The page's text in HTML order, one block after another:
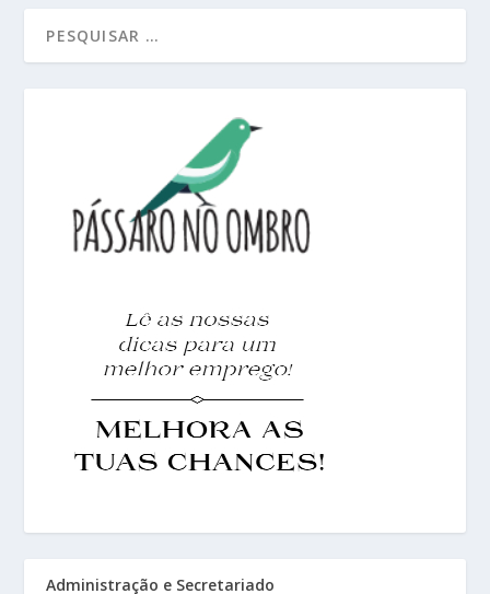
Administração e Secretariado